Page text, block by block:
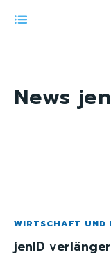
News
WIRTSCHAFT UND
jenID